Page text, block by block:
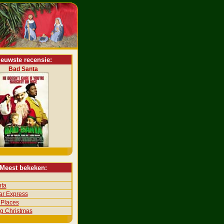
recensie:
Bad Santa
Meest bekeken:
Express
Christmas